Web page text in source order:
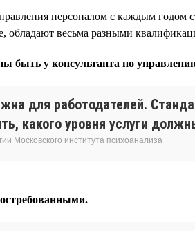
персоналом с каждым
обладают весьма разными
быть у консультанта по
для работодателей.
какого уровня услуги
Московского института психоанализа